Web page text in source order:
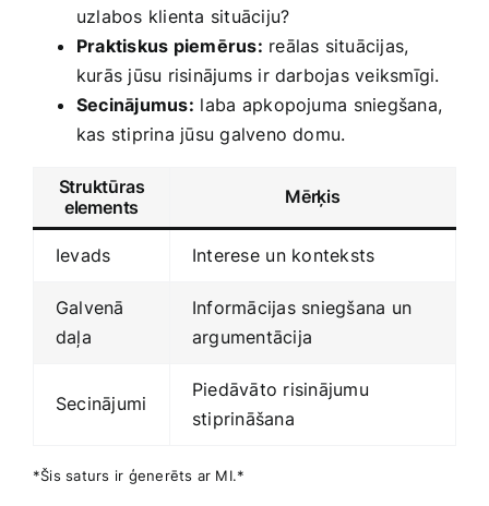
uzlabos klienta situāciju?
Praktiskus piemērus: reālas situācijas,
kurās jūsu risinājums ir darbojas veiksmīgi.
Secinājumus: ⁢laba ⁤apkopojuma⁣ sniegšana,
kas stiprina jūsu galveno domu.
Struktūras
‍elements
Mērķis
Ievads Interese ⁢un konteksts
Galvenā
daļa
Informācijas sniegšana ‌un
argumentācija
Secinājumi
Piedāvāto‌ risinājumu
stiprināšana
*Šis saturs​ ir ģenerēts ar MI.*